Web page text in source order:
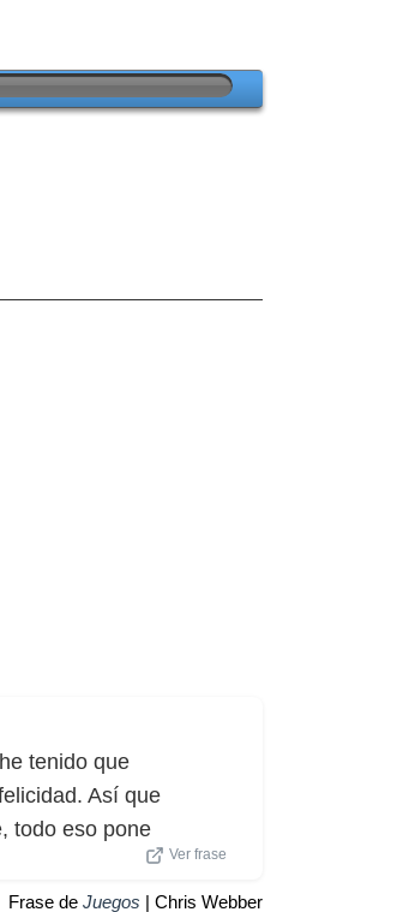
tenido que
Así que
todo eso pone
Ver frase
Frase de Juegos | Chris Webber